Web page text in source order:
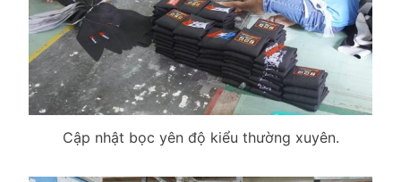
Cập nhật bọc yên độ kiểu thường xuyên.